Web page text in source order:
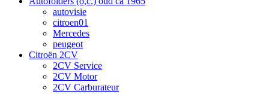
autovisie
citroen01
Mercedes
peugeot
Citroën 2CV
2CV Service
2CV Motor
2CV Carburateur